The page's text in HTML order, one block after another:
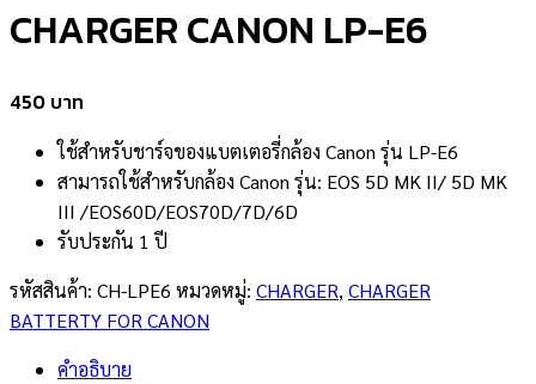
CHARGER CANON LP-E6
450
ใช้สำหรับชาร์จของแบตเตอรี่กล้อง Canon รุ่น LP-E6
สามารถใช้สำหรับกล้อง Canon รุ่น: EOS 5D MK II/ 5D MK
III /EOS60D/EOS70D/7D/6D
รับประกัน 1 ปี
รหัสสินค้า: CH-LPE6 หมวดหมู่: CHARGER, CHARGER
BATTERTY FOR CANON
คำอธิบาย